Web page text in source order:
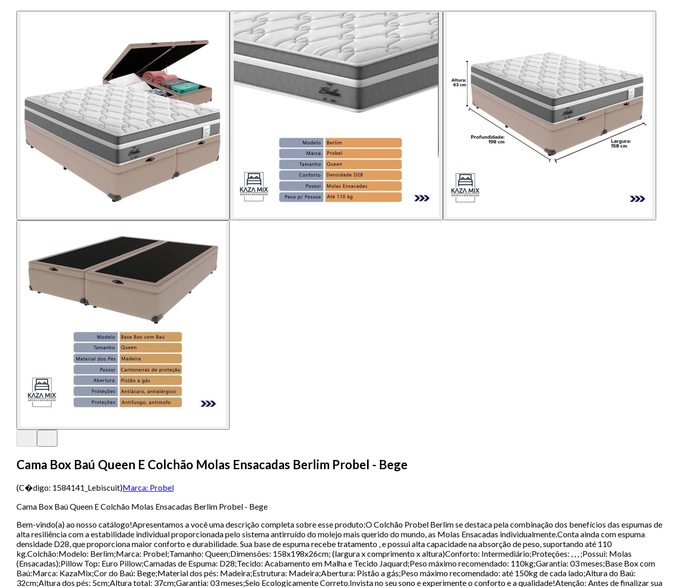
Cama Box Baú Queen E Colchão Molas Ensacadas Berlim Probel - Bege
(C�digo: 1584141_Lebiscuit)Marca: Probel
Cama Box Baú Queen E Colchão Molas Ensacadas Berlim Probel - Bege
Bem-vindo(a) ao nosso catálogo!Apresentamos a você uma descrição completa sobre esse produto:O Colchão Probel Berlim se destaca pela combinação dos benefícios das espumas de
alta resiliência com a estabilidade individual proporcionada pelo sistema antirruído do molejo mais querido do mundo, as Molas Ensacadas individualmente.Conta ainda com espuma
densidade D28, que proporciona maior conforto e durabilidade. Sua base de espuma recebe tratamento , e possui alta capacidade na absorção de peso, suportando até 110
kg.Colchão:Modelo: Berlim;Marca: Probel;Tamanho: Queen;Dimensões: 158x198x26cm; (largura x comprimento x altura)Conforto: Intermediário;Proteções: , , , ;Possui: Molas
(Ensacadas);Pillow Top: Euro Pillow;Camadas de Espuma: D28;Tecido: Acabamento em Malha e Tecido Jaquard;Peso máximo recomendado: 110kg;Garantia: 03 meses;Base Box com
Baú:Marca: KazaMix;Cor do Baú: Bege;Material dos pés: Madeira;Estrutura: Madeira;Abertura: Pistão a gás;Peso máximo recomendado: até 150kg de cada lado;Altura do Baú:
32cm;Altura dos pés: 5cm;Altura total: 37cm;Garantia: 03 meses;Selo Ecologicamente Correto.Invista no seu sono e experimente o conforto e a qualidade!Atenção: Antes de finalizar sua